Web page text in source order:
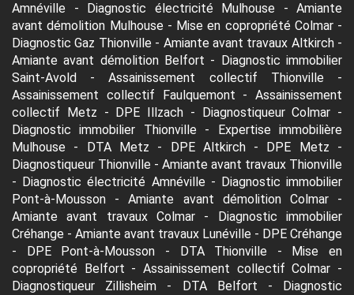
Amnéville - Diagnostic électricité Mulhouse - Amiante
avant démolition Mulhouse - Mise en copropriété Colmar-
Diagnostic Gaz Thionville - Amiante avant travaux Altkirch-
Amiante avant démolition Belfort - Diagnostic immobilier
Saint-Avold -Assainissement collectif Thionville -
Assainissement collectif Faulquemont - Assainissement
collectif Metz - DPE Illzach - Diagnostiqueur Colmar -
Diagnostic immobilier Thionville - Expertise immobilière
Mulhouse - DTA Metz - DPE Altkirch- DPE Metz -
Diagnostiqueur Thionville - Amiante avant travaux Thionville
- Diagnostic électricité Amnéville - Diagnostic immobilier
Pont-à-Mousson -Amiante avant démolition Colmar-
Amiante avant travaux Colmar - Diagnostic immobilier
Créhange - Amiante avant travaux Lunéville - DPE Créhange
- DPE Pont-à-Mousson - DTA Thionville - Mise en
copropriété Belfort -Assainissement collectif Colmar -
Diagnostiqueur Zillisheim - DTA Belfort - Diagnostic